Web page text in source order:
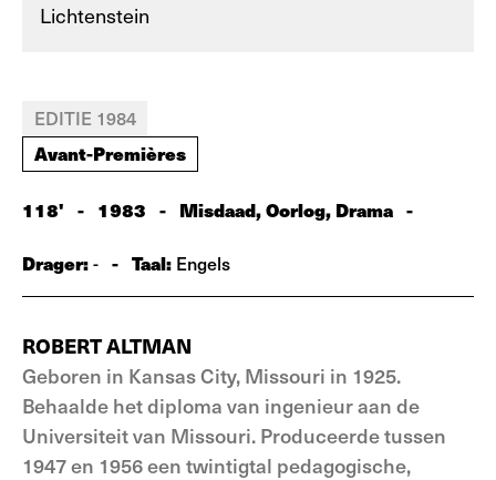
Lichtenstein
EDITIE 1984
Avant-Premières
118' - 1983 - Misdaad, Oorlog, Drama -
Drager:- - Taal: Engels
ROBERT ALTMAN
Geboren in Kansas City, Missouri in 1925.
Behaalde het diploma van ingenieur aan de
Universiteit van Missouri. Produceerde tussen
1947 en 1956 een twintigtal pedagogische,